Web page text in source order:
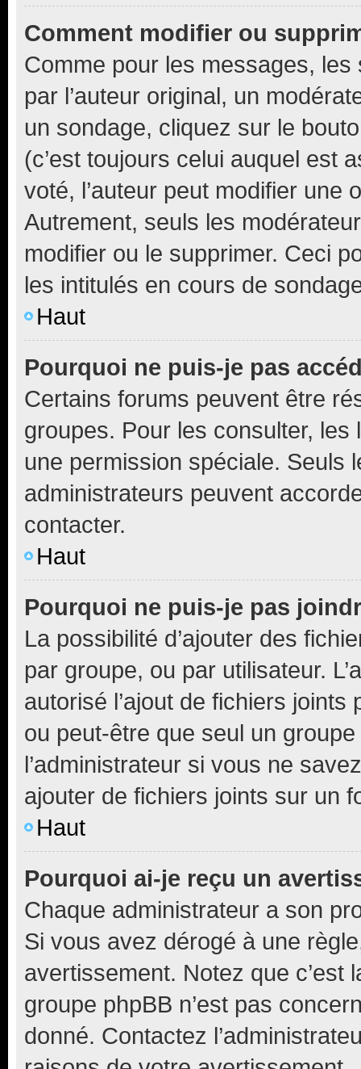
Comment modifier ou
Comme pour les messages,
par l’auteur original, un
un sondage, cliquez sur le
(c’est toujours celui auquel est
voté, l’auteur peut modifier une
Autrement, seuls les
modifier ou le supprimer. Ceci
les intitulés en cours de
Haut
Pourquoi ne puis-je pas
Certains forums peuvent être
groupes. Pour les consulter,
une permission spéciale. Seuls
administrateurs peuvent
contacter.
Haut
Pourquoi ne puis-je pas
La possibilité d’ajouter des
par groupe, ou par utilisateur.
autorisé l’ajout de fichiers
ou peut-être que seul un
l’administrateur si vous ne
ajouter de fichiers joints sur un
Haut
Pourquoi ai-je reçu un
Chaque administrateur a son
Si vous avez dérogé à une
avertissement. Notez que c’est
groupe phpBB n’est pas
donné. Contactez